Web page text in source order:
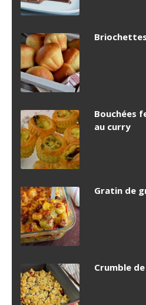
Bouchées
au curry
Gratin de
Crumble